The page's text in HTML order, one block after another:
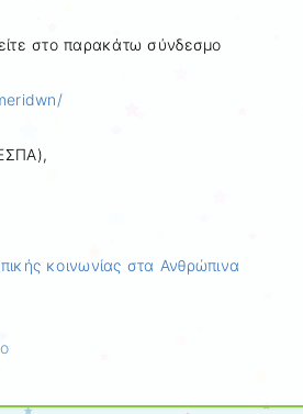
στο παρακάτω σύνδεσμο
κοινωνίας στα Ανθρώπινα